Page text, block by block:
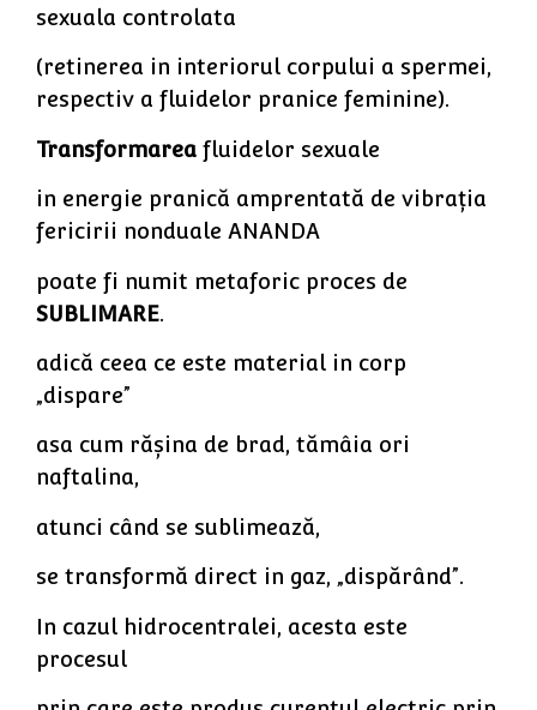
sexuala controlata
(retinerea in interiorul corpului a spermei,
respectiv a fluidelor pranice feminine).
Transformarea fluidelor sexuale
in energie pranică amprentată de vibrația
fericirii nonduale ANANDA
poate fi numit metaforic proces de
SUBLIMARE.
adică ceea ce este material in corp
„dispare”
asa cum rășina de brad, tămâia ori
naftalina,
atunci când se sublimează,
se transformă direct in gaz, „dispărând”.
In cazul hidrocentralei, acesta este
procesul